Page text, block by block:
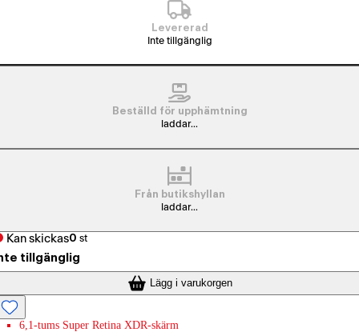
Levererad
Inte tillgänglig
Beställd för upphämtning
laddar...
Från butikshyllan
laddar...
Kan skickas0 st
tillgänglig
Lägg i varukorgen
6,1-tums Super Retina XDR-skärm